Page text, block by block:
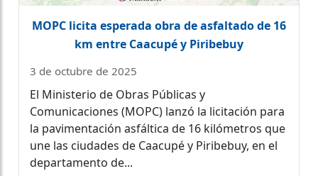
MOPC licita esperada obra de asfaltado de 16
km entre Caacupé y Piribebuy
3 de octubre de 2025
El Ministerio de Obras Públicas y
Comunicaciones (MOPC) lanzó la licitación para
la pavimentación asfáltica de 16 kilómetros que
une las ciudades de Caacupé y Piribebuy, en el
departamento de...